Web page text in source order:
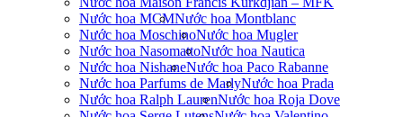
Nước hoa MCMNước hoa Montblanc
Nước hoa MoschinoNước hoa Mugler
Nước hoa NasomattoNước hoa Nautica
Nước hoa NishaneNước hoa Paco Rabanne
Nước hoa Parfums de MarlyNước hoa Prada
Nước hoa Ralph LaurenNước hoa Roja Dove